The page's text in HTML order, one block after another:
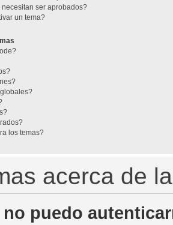
ser aprobados?
un tema?
los temas?
acerca de
puedo